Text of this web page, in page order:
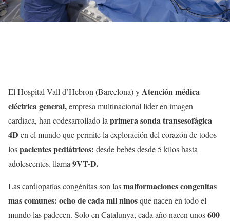
El Hospital Vall d’Hebron (Barcelona) yAtención médica
eléctrica general,empresa multinacional lider en imagen
cardiaca, han codesarrollado la primera sonda transesofágica
4D en el mundo que permite la exploración del corazón de todos
lospacientes pediátricos: desde bebés desde 5 kilos hasta
adolescentes. llama 9VT-D.
Las cardiopatías congénitas son lasmalformaciones congenitas
mas comunes: ocho de cada mil ninosque nacen en todo el
mundo las padecen. Solo en Catalunya, cada año nacen unos600